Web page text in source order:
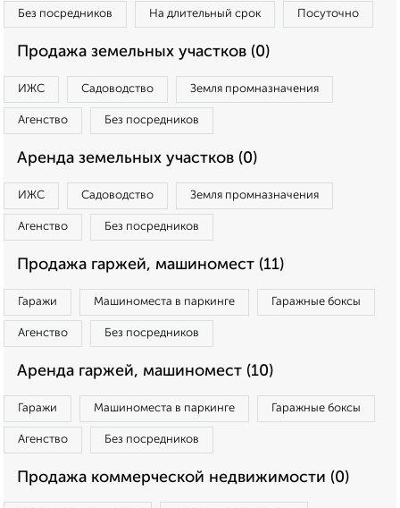
Без посредников На длительный срок Посуточно
Продажа земельных участков (0)
ИЖС Садоводство Земля промназначения
Агенство Без посредников
Аренда земельных участков (0)
ИЖС Садоводство Земля промназначения
Агенство Без посредников
Продажа гаржей, машиномест (11)
Гаражи Машиноместа в паркинге Гаражные боксы
Агенство Без посредников
Аренда гаржей, машиномест (10)
Гаражи Машиноместа в паркинге Гаражные боксы
Агенство Без посредников
Продажа коммерческой недвижимости (0)